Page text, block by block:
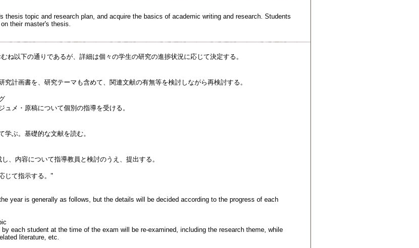
thesis topic and research plan, and acquire the basics of academic writing and research. Students
their master's thesis.
ね以下の通りであるが、詳細は個々の学生の研究の進捗状況に応じて決定する。
究計画書を、研究テーマも含めて、関連文献の有無等を検討しながら再検討する。
ュメ・原稿について個別の指導を受ける。
学ぶ。基礎的な文献を読む。
、内容について指導教員と検討のうえ、提出する。
じて指示する。"
year is generally as follows, but the details will be decided according to the progress of each
each student at the time of the exam will be re-examined, including the research theme, while
literature, etc.